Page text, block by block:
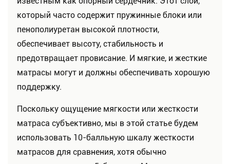
который часто содержит пружинные блоки или
пенополиуретан высокой плотности,
обеспечивает высоту, стабильность и
предотвращает провисание. И мягкие, и жесткие
матрасы могут и должны обеспечивать хорошую
поддержку.
Поскольку ощущение мягкости или жесткости
матраса субъективно, мы в этой статье будем
использовать 10-балльную шкалу жесткости
матрасов для сравнения, хотя обычно